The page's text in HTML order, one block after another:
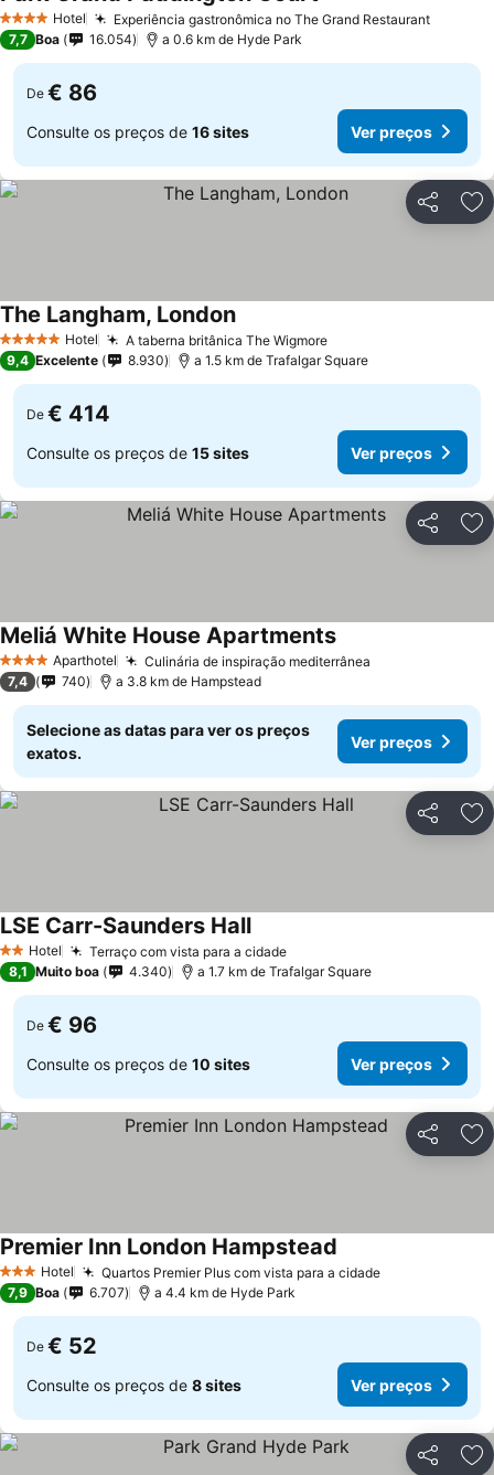
4 EstrelasHotel Experiência gastronômica no The Grand Restaurant
7,7 Boa 16.054 a 0.6 km de Hyde Park
De € 86
Consulte os preços de 16 sites Ver preços
Partilhar
5 Estrelas Hotel A taberna britânica The Wigmore
The Langham, London
9,4 Excelente 8.930 a 1.5 km de Trafalgar Square
De € 414
Consulte os preços de 15 sites Ver preços
Partilhar
4 EstrelasAparthotel Culinária de inspiração mediterrânea
Meliá White House Apartments
7,4 740 a 3.8 km de Hampstead
Selecione as datas para ver os preços
exatos.
Ver preços
Partilhar
2 Estrelas
Hotel Terraço com vista para a cidade
LSE Carr-Saunders Hall
8,1 Muito boa 4.340 a 1.7 km de Trafalgar Square
De € 96
Consulte os preços de 10 sites Ver preços
Partilhar
3 EstrelasHotel Quartos Premier Plus com vista para a cidade
Premier Inn London Hampstead
7,9 Boa 6.707 a 4.4 km de Hyde Park
De € 52
Consulte os preços de 8 sites Ver preços
Partilhar